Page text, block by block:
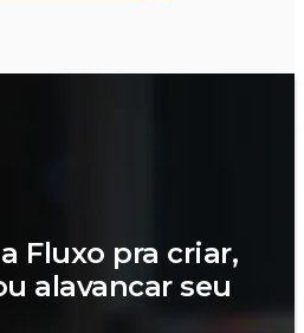
Fluxo pra criar,
alavancar seu